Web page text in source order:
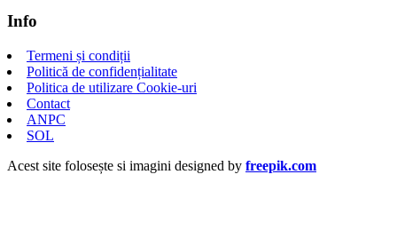
Info
Termeni și condiții
Politică de confidențialitate
Politica de utilizare Cookie-uri
Contact
ANPC
SOL
Acest site folosește si imagini designed by freepik.com